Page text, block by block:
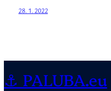
28. 1. 2022
⚓ PALUBA.eu